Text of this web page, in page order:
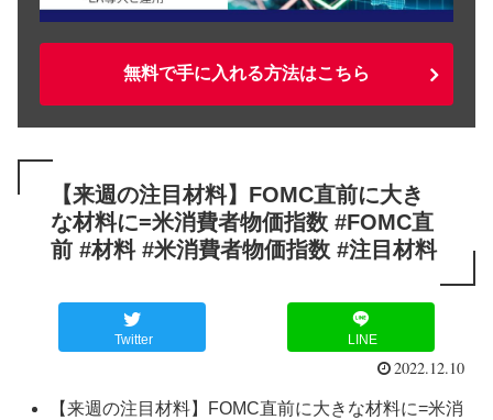
無料で手に入れる方法はこちら
【来週の注目材料】FOMC直前に大き
な材料に=米消費者物価指数 #FOMC直
前 #材料 #米消費者物価指数 #注目材料
Twitter LINE
2022.12.10
【来週の注目材料】FOMC直前に大きな材料に=米消